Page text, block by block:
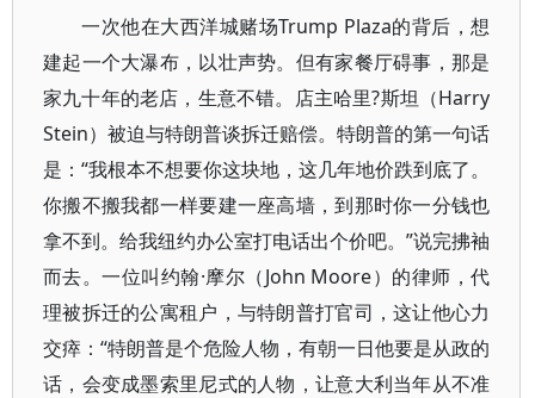
一次他在大西洋城赌场Trump Plaza的背后，想
建起一个大瀑布，以壮声势。但有家餐厅碍事，那是
家九十年的老店，生意不错。店主哈里?斯坦（Harry
Stein）被迫与特朗普谈拆迁赔偿。特朗普的第一句话
是：“我根本不想要你这块地，这几年地价跌到底了。
你搬不搬我都一样要建一座高墙，到那时你一分钱也
拿不到。给我纽约办公室打电话出个价吧。”说完拂袖
而去。一位叫约翰·摩尔（John Moore）的律师，代
理被拆迁的公寓租户，与特朗普打官司，这让他心力
交瘁：“特朗普是个危险人物，有朝一日他要是从政的
话，会变成墨索里尼式的人物，让意大利当年从不准